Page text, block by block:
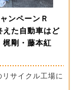
ンペーンＲ
えた自動車はど
剛・藤本紅
サイクル工場に